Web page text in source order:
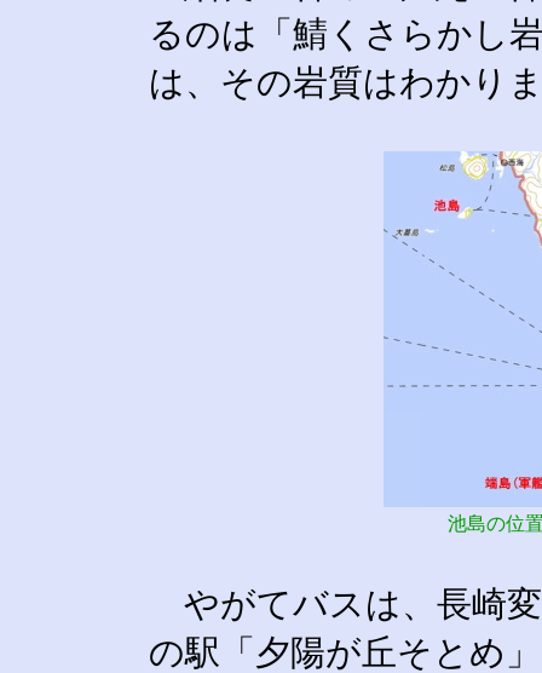
るのは「鯖くさらかし
は、その岩質はわかり
池島の位
やがてバスは、長崎
の駅「夕陽が丘そとめ